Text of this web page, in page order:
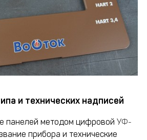
и технических надписей
панелей методом цифровой УФ-
прибора и технические